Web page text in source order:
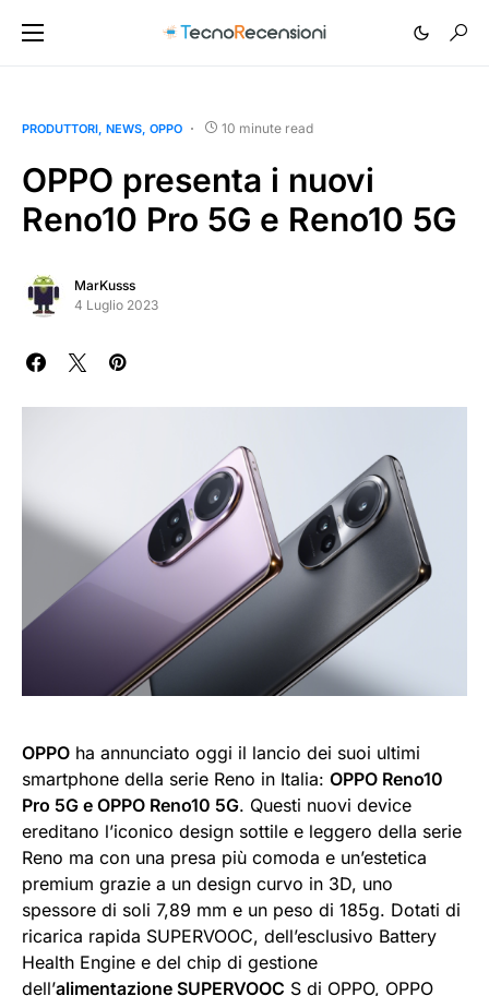
PRODUTTORI NEWS OPPO 10 minute read
OPPO presenta i nuovi
Reno10 Pro 5G e Reno10 5G
MarKusss
4 Luglio 2023
OPPO ha annunciato oggi il lancio dei suoi ultimi
smartphone della serie Reno in Italia: OPPO Reno10
Pro 5G e OPPO Reno10 5G. Questi nuovi device
ereditano l’iconico design sottile e leggero della serie
Reno ma con una presa più comoda e un’estetica
premium grazie a un design curvo in 3D, uno
spessore di soli 7,89 mm e un peso di 185g. Dotati di
ricarica rapida SUPERVOOC, dell’esclusivo Battery
Health Engine e del chip di gestione
dell’alimentazione SUPERVOOC S di OPPO, OPPO